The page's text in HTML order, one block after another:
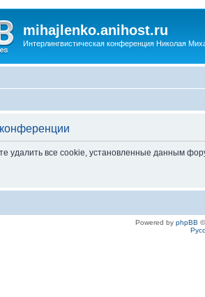
mihajlenko.anihost.ru
Интерлингвистическая конференция Николая
удалить все cookie, установленные данным
Powered by phpBB